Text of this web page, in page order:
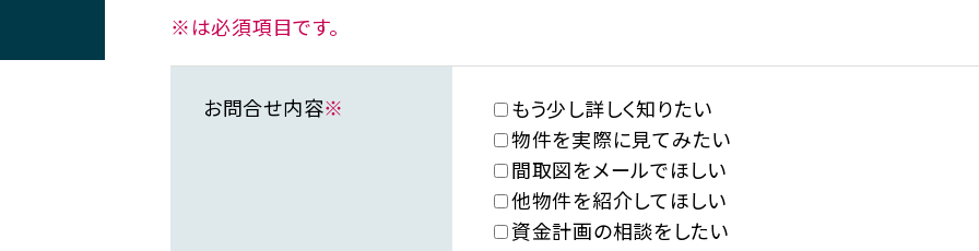
※は必須項目です。
お問合せ内容※
もう少し詳しく知りたい
物件を実際に見てみたい
間取図をメールでほしい
他物件を紹介してほしい
資金計画の相談をしたい